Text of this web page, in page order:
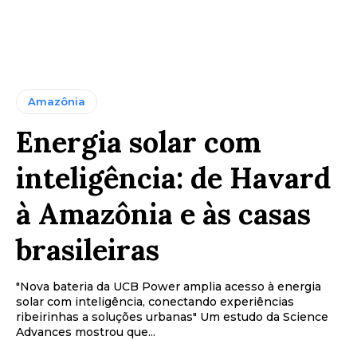
Amazônia
Energia solar com
inteligência: de Havard
à Amazônia e às casas
brasileiras
"Nova bateria da UCB Power amplia acesso à energia
solar com inteligência, conectando experiências
ribeirinhas a soluções urbanas" Um estudo da Science
Advances mostrou que...